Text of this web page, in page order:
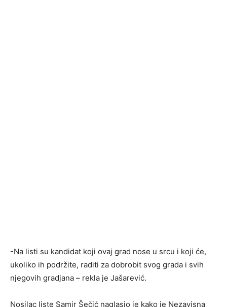
-Na listi su kandidat koji ovaj grad nose u srcu i koji će,
ukoliko ih podržite, raditi za dobrobit svog grada i svih
njegovih gradjana – rekla je Jašarević.
Nosilac liste Samir Šečić naglasio je kako je Nezavisna